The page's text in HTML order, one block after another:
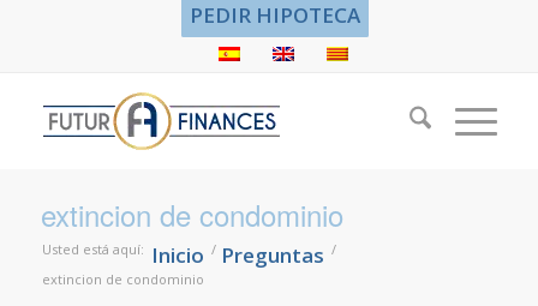
PEDIR HIPOTECA
extincion de condominio
Usted está aquí: Inicio / Preguntas /
extincion de condominio